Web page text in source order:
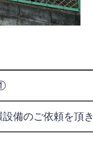
備のご依頼を頂